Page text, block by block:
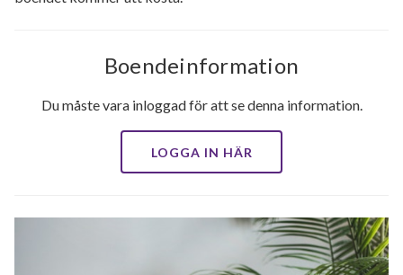
Boendeinformation
Du måste vara inloggad för att se denna information.
LOGGA IN HÄR